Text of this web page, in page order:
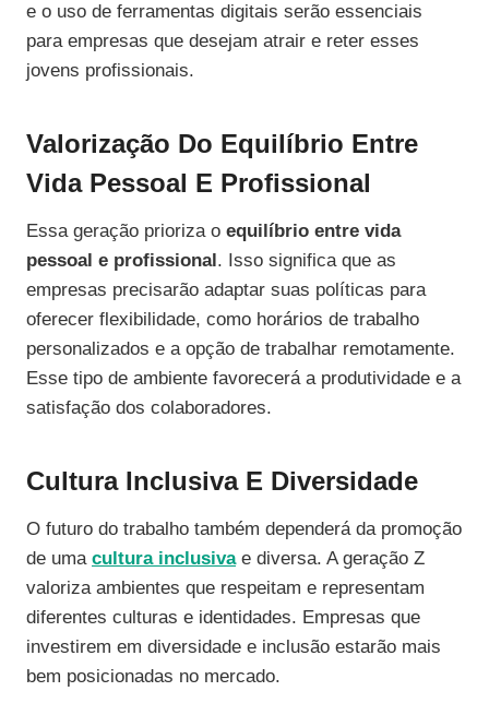
e o uso de ferramentas digitais serão essenciais
para empresas que desejam atrair e reter esses
jovens profissionais.
Valorização Do Equilíbrio Entre
Vida Pessoal E Profissional
Essa geração prioriza o equilíbrio entre vida
pessoal e profissional . Isso significa que as
empresas precisarão adaptar suas políticas para
oferecer flexibilidade, como horários de trabalho
personalizados e a opção de trabalhar remotamente.
Esse tipo de ambiente favorecerá a produtividade e a
satisfação dos colaboradores.
Cultura Inclusiva E Diversidade
O futuro do trabalho também dependerá da promoção
de uma cultura inclusivae diversa. A geração Z
valoriza ambientes que respeitam e representam
diferentes culturas e identidades. Empresas que
investirem em diversidade e inclusão estarão mais
bem posicionadas no mercado.